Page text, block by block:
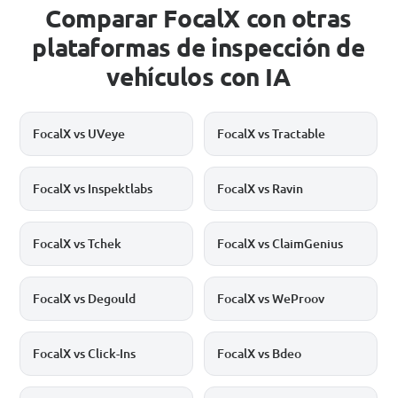
Comparar FocalX con otras
plataformas de inspección de
vehículos con IA
FocalX vs UVeye FocalX vs Tractable
FocalX vs Inspektlabs FocalX vs Ravin
FocalX vs Tchek FocalX vs ClaimGenius
FocalX vs Degould FocalX vs WeProov
FocalX vs Click-Ins FocalX vs Bdeo